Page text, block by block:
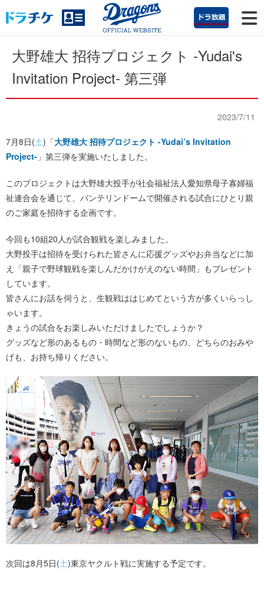
大野雄大 招待プロジェクト -Yudai's
Invitation Project- 第三弾
2023/7/11
7月8日(土)「大野雄大 招待プロジェクト -Yudai’s Invitation
Project- 」第三弾を実施いたしました。
このプロジェクトは大野雄大投手が社会福祉法人愛知県母子寡婦福
祉連合会を通じて、バンテリンドームで開催される試合にひとり親
のご家庭を招待する企画です。
今回も10組20人が試合観戦を楽しみました。
大野投手は招待を受けられた皆さんに応援グッズやお弁当などに加
え「親子で野球観戦を楽しんだかけがえのない時間」もプレゼント
しています。
皆さんにお話を伺うと、生観戦ははじめてという方が多くいらっし
ゃいます。
きょうの試合をお楽しみいただけましたでしょうか？
グッズなど形のあるもの・時間など形のないもの、どちらのおみや
げも、お持ち帰りください。
次回は8月5日(土)東京ヤクルト戦に実施する予定です。